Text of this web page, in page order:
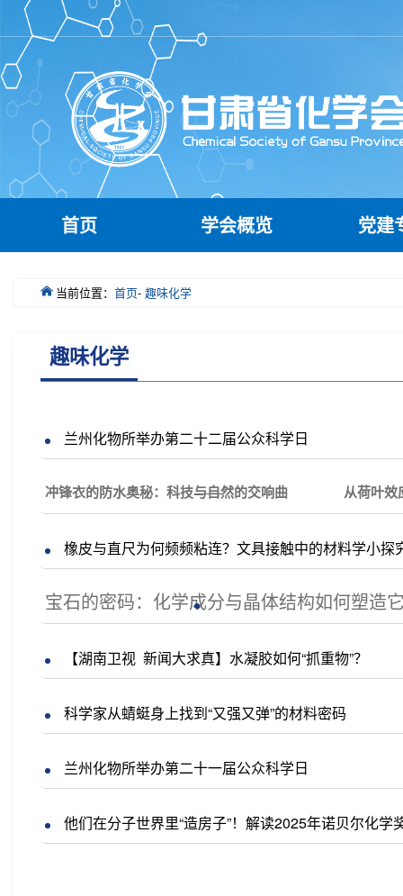
首页 学会概览 党建
当前位置： 首页- 趣味化学
趣味化学
兰州化物所举办第二十二届公众科学日
冲锋衣的防水奥秘：科技与自然的交响曲
—— 从荷叶效
橡皮与直尺为何频频粘连？文具接触中的材料学小探
宝石的密码：化学成分与晶体结构如何塑造
【湖南卫视 新闻大求真】水凝胶如何“抓重物”？
科学家从蜻蜓身上找到“又强又弹”的材料密码
兰州化物所举办第二十一届公众科学日
他们在分子世界里“造房子”！解读2025年诺贝尔化学